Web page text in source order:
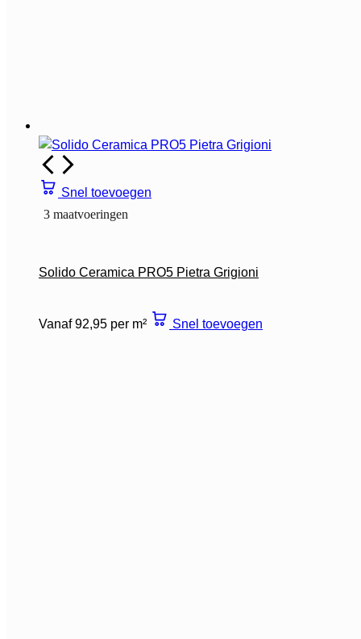
Snel toevoegen
3 maatvoeringen
Solido Ceramica PRO5 Pietra Grigioni
Vanaf 92,95 per m² Snel toevoegen